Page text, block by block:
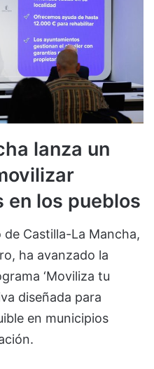
lanza un
los pueblos
Castilla-La Mancha,
ha avanzado la
‘Moviliza tu
diseñada para
en municipios